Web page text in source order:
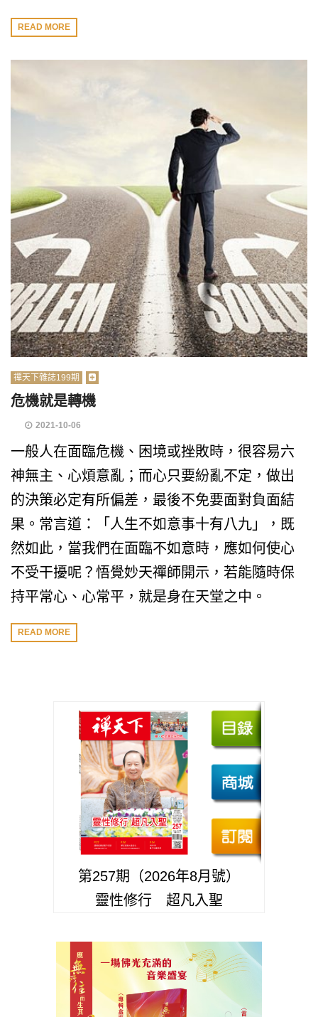
READ MORE
禪天下雜誌199期
危機就是轉機
2021-10-06
一般人在面臨危機、困境或挫敗時，很容易六
神無主、心煩意亂；而心只要紛亂不定，做出
的決策必定有所偏差，最後不免要面對負面結
果。常言道：「人生不如意事十有八九」，既
然如此，當我們在面臨不如意時，應如何使心
不受干擾呢？悟覺妙天禪師開示，若能隨時保
持平常心、心常平，就是身在天堂之中。
READ MORE
第257期（2026年8月號）
靈性修行 超凡入聖